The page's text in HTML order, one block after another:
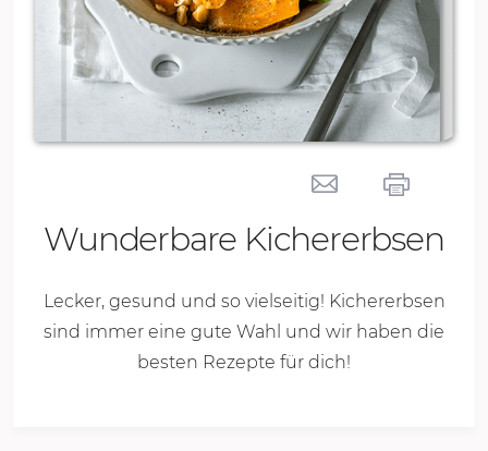
Wunderbare Kichererbsen
Lecker, gesund und so vielseitig! Kichererbsen
sind immer eine gute Wahl und wir haben die
besten Rezepte für dich!